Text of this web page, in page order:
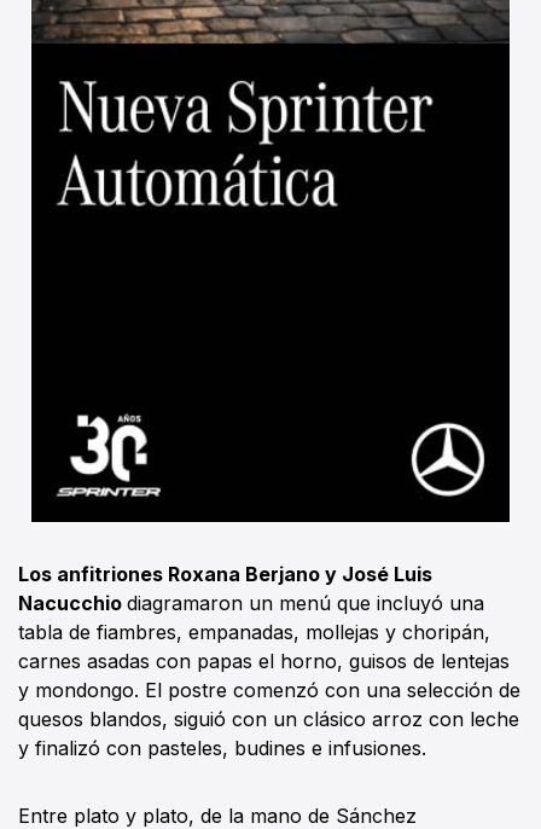
Los anfitriones Roxana Berjano y José Luis
Nacucchio diagramaron un menú que incluyó una
tabla de fiambres, empanadas, mollejas y choripán,
carnes asadas con papas el horno, guisos de lentejas
y mondongo. El postre comenzó con una selección de
quesos blandos, siguió con un clásico arroz con leche
y finalizó con pasteles, budines e infusiones.
Entre plato y plato, de la mano de Sánchez